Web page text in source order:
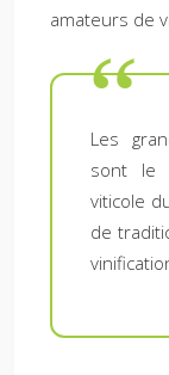
amateurs de
Les
sont le
viticole
de